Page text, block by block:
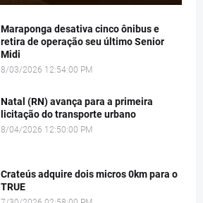
Maraponga desativa cinco ônibus e
retira de operação seu último Senior
Midi
8/03/2026 12:54:00 PM
Natal (RN) avança para a primeira
licitação do transporte urbano
8/04/2026 12:50:00 PM
Crateús adquire dois micros 0km para o
TRUE